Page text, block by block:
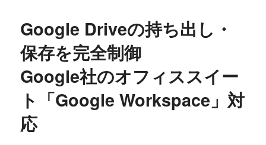
Google Driveの持ち出し・
保存を完全制御
Google社のオフィススイー
ト「Google Workspace」対
応